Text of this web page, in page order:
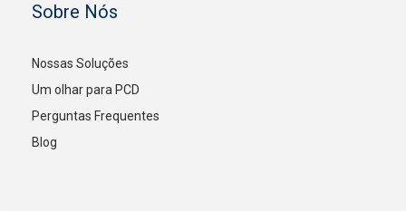
Sobre Nós
Nossas Soluções
Um olhar para PCD
Perguntas Frequentes
Blog